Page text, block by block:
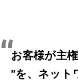
お客様が主
”を、ネット